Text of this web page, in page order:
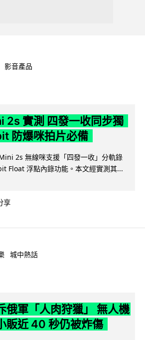
影音產品
2s 實測 四發一收同步獨
防爆咪拍片必備
2s 無線咪支援「四發一收」分軌錄
Float 浮點內錄功能。本文經實測其...
享
城中熱話
俄軍「人肉狩獵」 無人機
販近 40 秒仍被炸傷